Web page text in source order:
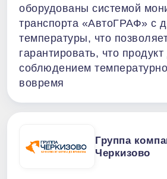
оборудованы системой
транспорта «АвтоГРАФ» с
температуры, что
гарантировать, что
соблюдением
вовремя
Группа
Черкизово